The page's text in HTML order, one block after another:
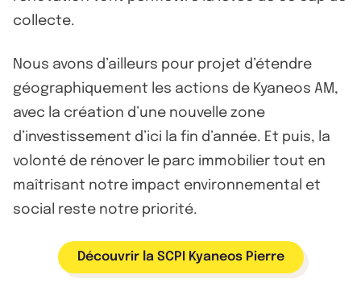
collecte.
Nous avons d’ailleurs pour projet d’étendre
géographiquement les actions de Kyaneos AM,
avec la création d’une nouvelle zone
d’investissement d’ici la fin d’année. Et puis, la
volonté de rénover le parc immobilier tout en
maîtrisant notre impact environnemental et
social reste notre priorité.
Découvrir la SCPI Kyaneos Pierre